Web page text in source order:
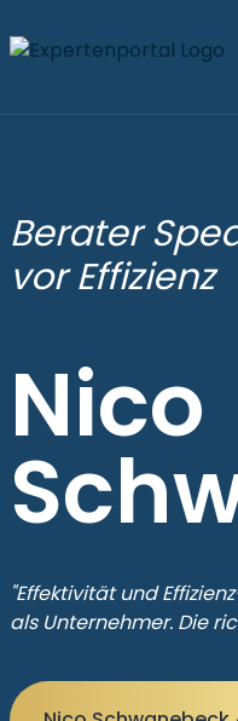
Berater
vor Effizienz
Nico
"Effektivität und
als Unternehmer. Die